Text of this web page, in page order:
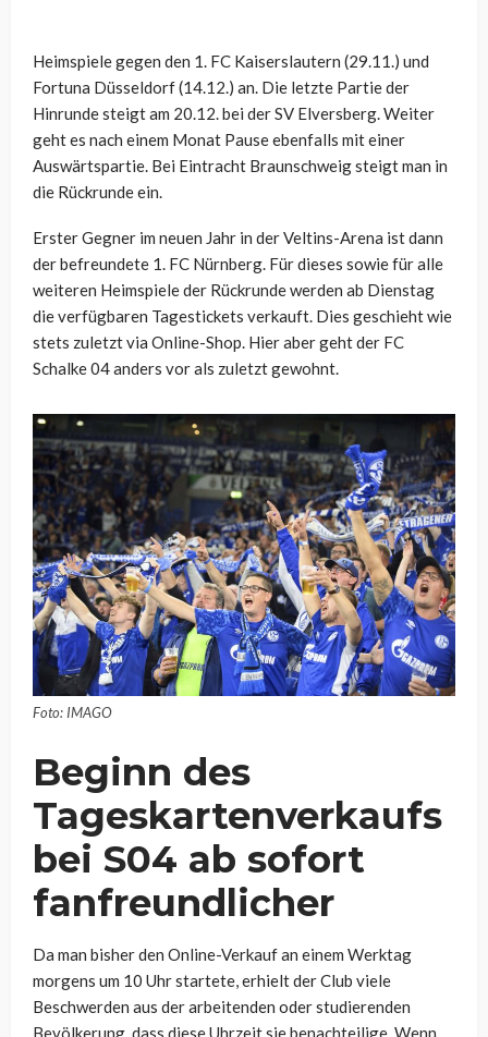
Heimspiele gegen den 1. FC Kaiserslautern (29.11.) und
Fortuna Düsseldorf (14.12.) an. Die letzte Partie der
Hinrunde steigt am 20.12. bei der SV Elversberg. Weiter
geht es nach einem Monat Pause ebenfalls mit einer
Auswärtspartie. Bei Eintracht Braunschweig steigt man in
die Rückrunde ein.
Erster Gegner im neuen Jahr in der Veltins-Arena ist dann
der befreundete 1. FC Nürnberg. Für dieses sowie für alle
weiteren Heimspiele der Rückrunde werden ab Dienstag
die verfügbaren Tagestickets verkauft. Dies geschieht wie
stets zuletzt via Online-Shop. Hier aber geht der FC
Schalke 04 anders vor als zuletzt gewohnt.
Foto: IMAGO
Beginn des
Tageskartenverkaufs
bei S04 ab sofort
fanfreundlicher
Da man bisher den Online-Verkauf an einem Werktag
morgens um 10 Uhr startete, erhielt der Club viele
Beschwerden aus der arbeitenden oder studierenden
Bevölkerung, dass diese Uhrzeit sie benachteilige. Wenn